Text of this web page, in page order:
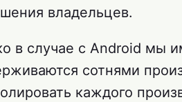
владельцев.
в случае с Android мы
сотнями
каждого